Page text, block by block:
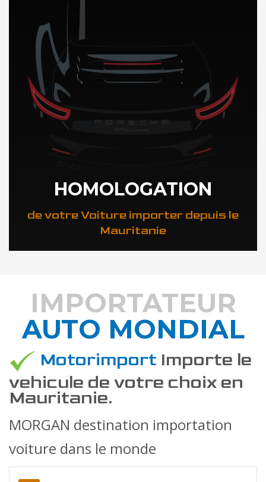
HOMOLOGATION
de votre Voiture importer depuis le
Mauritanie
DÉCOUVREZ COMMENT
IMPORTATEUR
AUTO MONDIAL
Motorimport Importe le
vehicule de votre choix en
Mauritanie.
MORGAN destination importation
voiture dans le monde